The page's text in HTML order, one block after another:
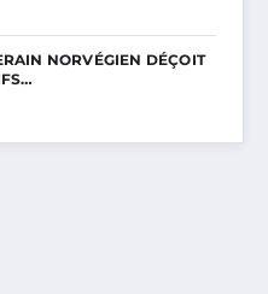
NORVÉGIEN DÉÇOIT